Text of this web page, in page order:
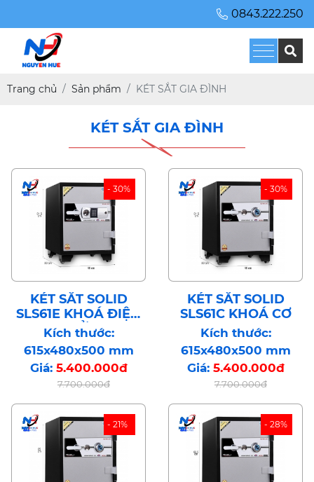
0843.222.250
Trang chủ Sản phẩm KÉT SẮT GIA ĐÌNH
KÉT SẮT GIA ĐÌNH
- 30%
KÉT SẮT SOLID
SLS61E KHOÁ ĐIỆN
TỬ
Kích thước:
615x480x500 mm
Giá: 5.400.000đ
7.700.000đ
- 30%
KÉT SẮT SOLID
SLS61C KHOÁ CƠ
Kích thước:
615x480x500 mm
Giá: 5.400.000đ
7.700.000đ
- 21% - 28%